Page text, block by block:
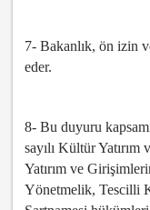
7- Bakanlık, ön izin
eder.
8- Bu duyuru
sayılı Kültür
Yatırım ve
Yönetmelik, Tescilli